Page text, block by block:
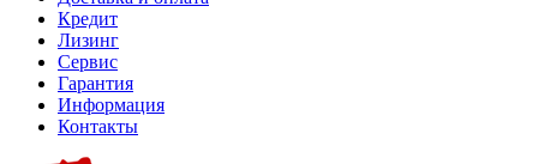
Кредит
Лизинг
Сервис
Гарантия
Информация
Контакты